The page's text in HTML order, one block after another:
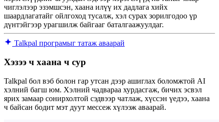
чиглэлээр эзэмшсэн, хаана илүү их дадлага хийх
шаардлагатайг ойлгоход тусалж, хэл сурах зорилгодоо үр
дүнтэйгээр урагшилж байгааг баталгаажуулдаг.
Talkpal програмыг татаж аваарай
Хэзээ ч хаана ч сур
Talkpal бол вэб болон гар утсан дээр ашиглах боломжтой AI
хэлний багш юм. Хэлний чадвараа хурдасгаж, бичих эсвэл
ярих замаар сонирхолтой сэдвээр чатлаж, хүссэн үедээ, хаана
ч байсан бодит мэт дуут мессеж хүлээж аваарай.